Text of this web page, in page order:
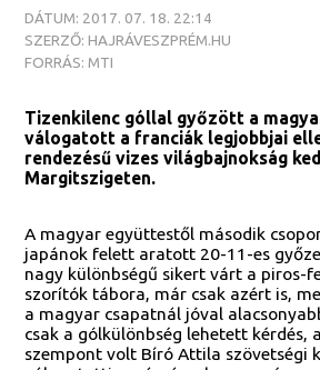
DÁTUM: 2017. 07. 18. 22:14
SZERZŐ: HAJRÁVESZPRÉM.HU
FORRÁS: MTI
Tizenkilenc góllal győzött a
válogatott a franciák legjobbjai
rendezésű vizes világbajnokság
Margitszigeten.
A magyar együttestől második
japánok felett aratott 20-11-es
nagy különbségű sikert várt a piros-
szorítók tábora, már csak azért is,
a magyar csapatnál jóval
csak a gólkülönbség lehetett kérdés,
szempont volt Bíró Attila szövetségi